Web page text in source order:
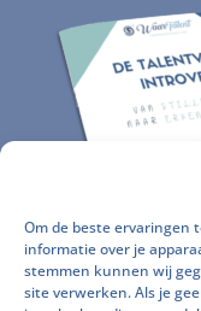
Om de beste ervaringen
informatie over je
stemmen kunnen wij
site verwerken. Als je